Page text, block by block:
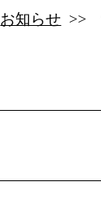
お知らせ >>